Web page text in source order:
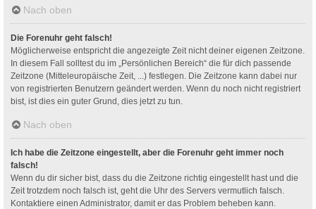
Nach oben
Die Forenuhr geht falsch!
Möglicherweise entspricht die angezeigte Zeit nicht deiner eigenen Zeitzone.
In diesem Fall solltest du im „Persönlichen Bereich“ die für dich passende
Zeitzone (Mitteleuropäische Zeit, ...) festlegen. Die Zeitzone kann dabei nur
von registrierten Benutzern geändert werden. Wenn du noch nicht registriert
bist, ist dies ein guter Grund, dies jetzt zu tun.
Nach oben
Ich habe die Zeitzone eingestellt, aber die Forenuhr geht immer noch
falsch!
Wenn du dir sicher bist, dass du die Zeitzone richtig eingestellt hast und die
Zeit trotzdem noch falsch ist, geht die Uhr des Servers vermutlich falsch.
Kontaktiere einen Administrator, damit er das Problem beheben kann.